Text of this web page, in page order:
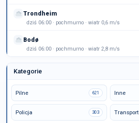
Trondheim
dziś 06:00 · pochmurno · wiatr 0,6 m/s
Bodø
dziś 06:00 · pochmurno · wiatr 2,8 m/s
Kategorie
Pilne 621 Inne
Policja 303 Transport